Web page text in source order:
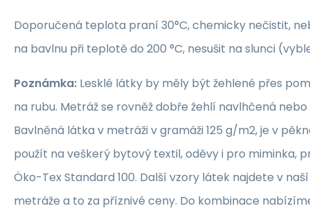
Doporučená teplota praní 30°C, chemicky nečistit,
na bavlnu při teplotě do 200 °C, nesušit na slunci
Poznámka: Lesklé látky by měly být žehlené přes
na rubu. Metráž se rovněž dobře žehlí navlhčená
Bavlněná látka v metráži v gramáži 125 g/m2, je v
použít na veškerý bytový textil, oděvy i pro miminka,
Öko-Tex Standard 100. Další vzory látek najdete v
metráže a to za příznivé ceny. Do kombinace